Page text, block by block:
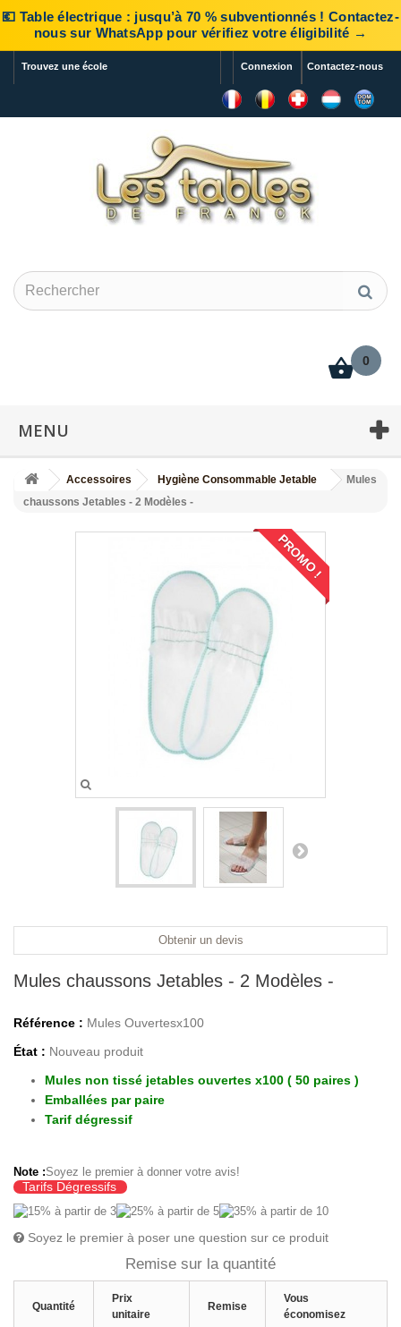
💶 Table électrique : jusqu’à 70 % subventionnés ! Contactez-
nous sur WhatsApp pour vérifiez votre éligibilité →
Contactez-nous
Trouvez une école Connexion
MENU
0
Accessoires Hygiène Consommable Jetable
Mules
chaussons Jetables - 2 Modèles -
PROMO !
Obtenir un devis
Mules chaussons Jetables - 2 Modèles -
Référence : Mules Ouvertesx100
État : Nouveau produit
Mules non tissé jetables ouvertes x100 ( 50 paires )
Emballées par paire
Tarif dégressif
Note :Soyez le premier à donner votre avis!
Tarifs Dégressifs
Soyez le premier à poser une question sur ce produit
Remise sur la quantité
Quantité
Prix
unitaire
Remise
Vous
économisez